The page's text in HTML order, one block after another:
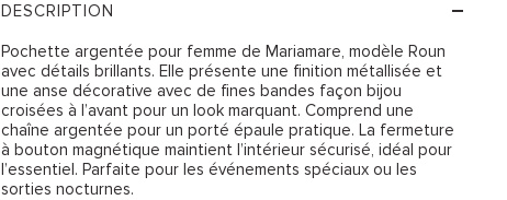
DESCRIPTION
Pochette argentée pour femme de Mariamare, modèle Roun
avec détails brillants. Elle présente une finition métallisée et
une anse décorative avec de fines bandes façon bijou
croisées à l’avant pour un look marquant. Comprend une
chaîne argentée pour un porté épaule pratique. La fermeture
à bouton magnétique maintient l’intérieur sécurisé, idéal pour
l’essentiel. Parfaite pour les événements spéciaux ou les
sorties nocturnes.